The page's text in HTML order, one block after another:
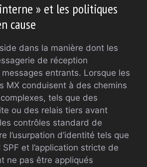
» et les politiques
cause
dans la manière dont les
de réception
entrants. Lorsque les
MX conduisent à des chemins
tels que des
ou des relais tiers avant
contrôles standard de
l’usurpation d’identité tels que
SPF et l’application stricte de
ne pas être appliqués